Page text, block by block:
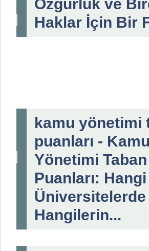
Özgürlük ve
Haklar İçin Bir
kamu yönetimi
puanları - Kamu
Yönetimi Taban
Puanları: Hangi
Hangilerin...